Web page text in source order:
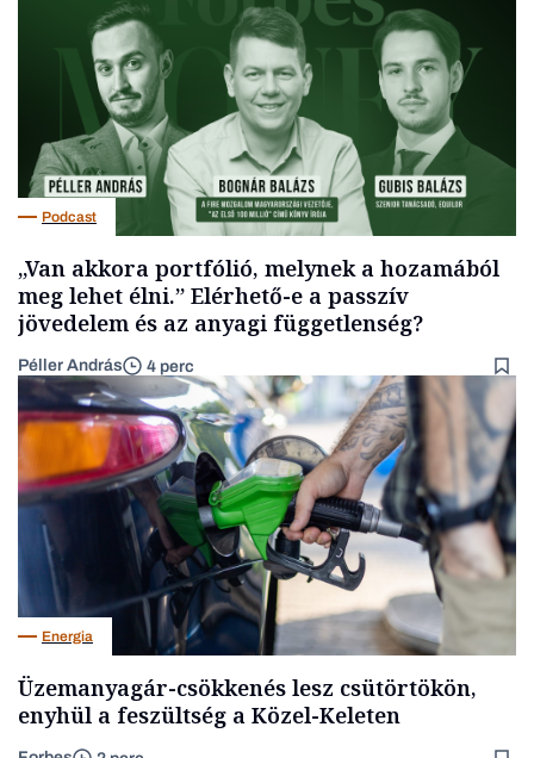
Podcast
„Van akkora portfólió, melynek a hozamából
meg lehet élni.” Elérhető-e a passzív
jövedelem és az anyagi függetlenség?
Péller András 4 perc
Energia
Üzemanyagár-csökkenés lesz csütörtökön,
enyhül a feszültség a Közel-Keleten